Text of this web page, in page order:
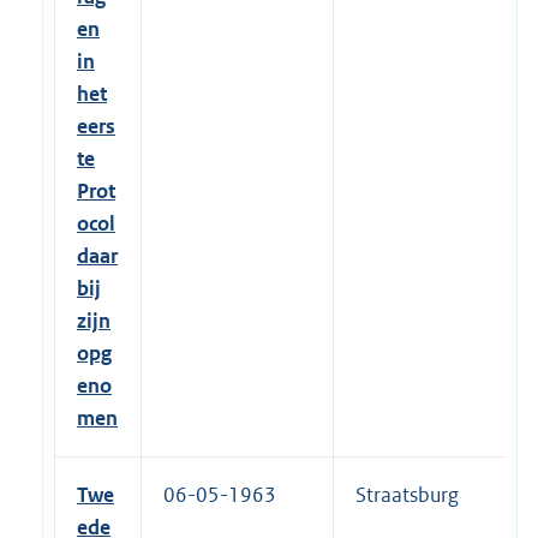
en
in
het
eers
te
Prot
ocol
daar
bij
zijn
opg
eno
men
Twe
ede
06-05-1963 Straatsburg